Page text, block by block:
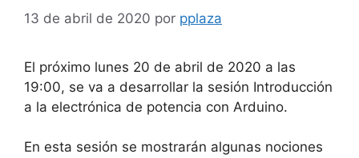
13 de abril de 2020 por pplaza
El próximo lunes 20 de abril de 2020 a las
19:00, se va a desarrollar la sesión Introducción
a la electrónica de potencia con Arduino.
En esta sesión se mostrarán algunas nociones